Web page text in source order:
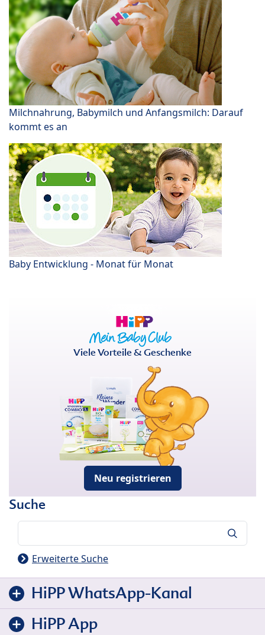
Milchnahrung, Babymilch und Anfangsmilch: Darauf
kommt es an
Baby Entwicklung - Monat für Monat
Viele Vorteile & Geschenke
Neu registrieren
Suche
Erweiterte Suche
HiPP WhatsApp-Kanal
HiPP App